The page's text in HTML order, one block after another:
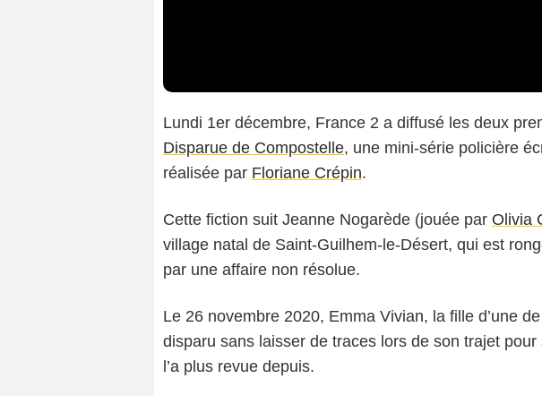
Lundi 1er décembre, France 2 a diffusé les deux
Disparue de Compostelle, une mini-série policière
réalisée par Floriane Crépin.
Cette fiction suit Jeanne Nogarède (jouée par Olivia
village natal de Saint-Guilhem-le-Désert, qui est
par une affaire non résolue.
Le 26 novembre 2020, Emma Vivian, la fille d’une
disparu sans laisser de traces lors de son trajet pour
l’a plus revue depuis.